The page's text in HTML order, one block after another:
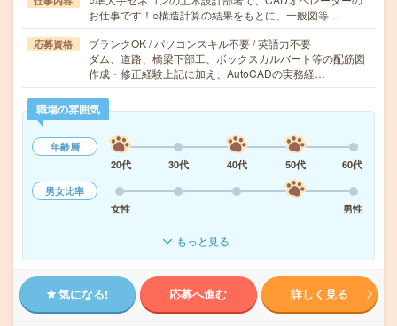
お仕事です！○構造計算の結果をもとに、一般図等…
応募資格
ブランクOK / パソコンスキル不要 / 英語力不要
ダム、道路、橋梁下部工、ボックスカルバート等の配筋図
作成・修正経験上記に加え、AutoCADの実務経…
職場の雰囲気
年齢層
20代
30代 40代 50代
60代
男女比率
女性
男性
もっと見る
気になる! 応募へ進む 詳しく見る